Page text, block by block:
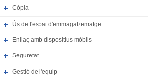
Còpia
Ús de l'espai d'emmagatzematge
Enllaç amb dispositius mòbils
Seguretat
Gestió de l'equip